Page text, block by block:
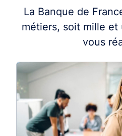
La Banque de
métiers, soit mille et
vous